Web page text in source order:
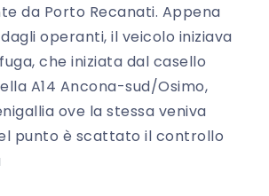
da Porto Recanati. Appena
operanti, il veicolo iniziava
che iniziata dal casello
A14 Ancona-sud/Osimo,
ove la stessa veniva
punto è scattato il controllo